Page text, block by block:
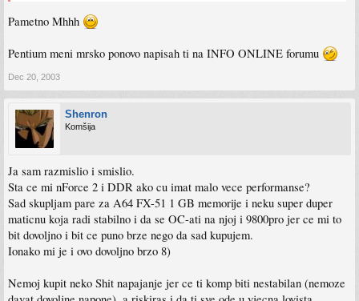
ddr433 je svakako ok
cooler ok za taj cpu (i tih sto je najvaznije)
ploča ok
(mada si mozda mogao razmisliti u to vrijeme o kupovini neke k8 ploče i npr
athlon64 3200+ sa 512kb cahe-a, tako da promijenis samo dio compa a ostatak
kad se mogne)
Pametno Mhhh
Pentium meni mrsko ponovo napisah ti na INFO ONLINE forumu
Dec 20, 2003
Shenron
Komšija
Ja sam razmislio i smislio.
Sta ce mi nForce 2 i DDR ako cu imat malo vece performanse?
Sad skupljam pare za A64 FX-51 1 GB memorije i neku super duper
maticnu koja radi stabilno i da se OC-ati na njoj i 9800pro jer ce mi to
bit dovoljno i bit ce puno brze nego da sad kupujem.
Ionako mi je i ovo dovoljno brzo 8)
Nemoj kupit neko Shit napajanje jer ce ti komp biti nestabilan (nemoze